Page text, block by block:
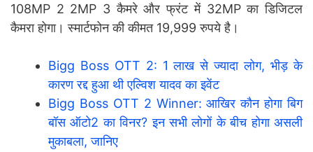
108MP 2 2MP 3 कैमरे और फ्रंट में 32MP का डिजिटल
कैमरा होगा। स्मार्टफोन की कीमत 19,999 रुपये है।
Bigg Boss OTT 2: 1 लाख से ज्यादा लोग, भीड़ के
कारण रद्द हुआ थी एल्विश यादव का इवेंट
Bigg Boss OTT 2 Winner: आखिर कौन होगा बिग
बॉस ऑटो2 का विनर? इन सभी लोगों के बीच होगा असली
मुकाबला, जानिए